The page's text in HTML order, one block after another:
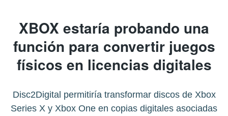
XBOX estaría probando una
función para convertir juegos
físicos en licencias digitales
Disc2Digital permitiría transformar discos de Xbox
Series X y Xbox One en copias digitales asociadas